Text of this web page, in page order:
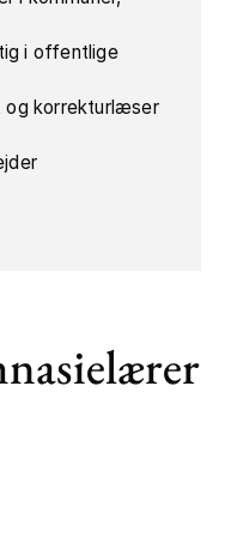
i offentlige
korrekturlæser